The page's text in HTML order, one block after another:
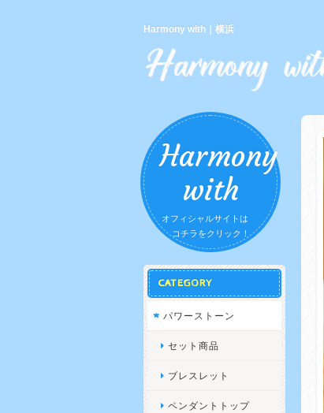
Harmony with｜横浜
Harmony
with
オフィシャルサイトは
コチラをクリック！
CATEGORY
パワーストーン
セット商品
ブレスレット
ペンダントトップ